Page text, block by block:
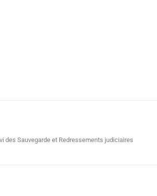
des Sauvegarde et Redressements judiciaires